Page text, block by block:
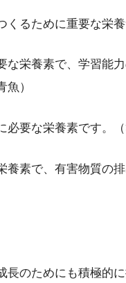
くるために重要な栄
な栄養素で、学習能
）
必要な栄養素です。
養素で、有害物質の
長のためにも積極的